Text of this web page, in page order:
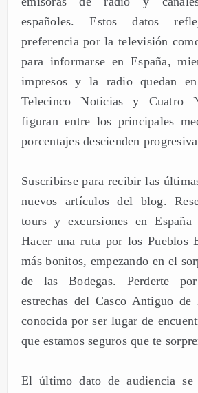
españoles. Estos datos
preferencia por la televisión
para informarse en España,
impresos y la radio quedan
Telecinco Noticias y Cuatro
figuran entre los principales
porcentajes descienden
Suscribirse para recibir las
nuevos artículos del blog.
tours y excursiones en
Hacer una ruta por los Pueblos
más bonitos, empezando en el
de las Bodegas. Perderte
estrechas del Casco Antiguo de
conocida por ser lugar de
que estamos seguros que te
El último dato de audiencia